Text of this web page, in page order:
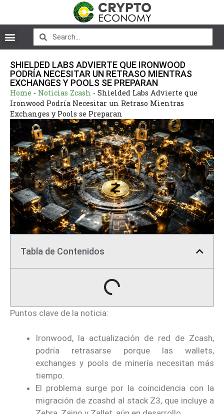
SHIELDED LABS ADVIERTE QUE IRONWOOD
PODRÍA NECESITAR UN RETRASO MIENTRAS
EXCHANGES Y POOLS SE PREPARAN
Home - Noticias Zcash - Shielded Labs Advierte que
Ironwood Podría Necesitar un Retraso Mientras
Exchanges y Pools se Preparan
Tabla de Contenidos
Puntos clave de la noticia:
Ironwood, la actualización de red de Zcash,
podría retrasarse porque las wallets,
exchanges y pools de minería necesitan más
tiempo.
El problema surge por la coincidencia con la
migración de zcashd al stack Z3, que incluye a